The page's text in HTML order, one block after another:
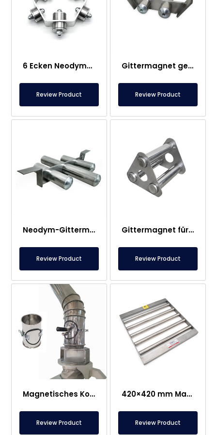
6 Ecken Neodym-Gittermagnet – Maßgeschneidertes Design
Review Product
Gittermagnet geeignet für konische Bunker
Review Product
Neodym-Gittermagnetabscheider Spezialdesign für Bunker
Review Product
Gittermagnet für Kunststoffspritzgießmaschinen
Review Product
Magnetisches Kontrollrohr für Mühlen
Review Product
420×420 mm Magnetrostabscheider
Review Product